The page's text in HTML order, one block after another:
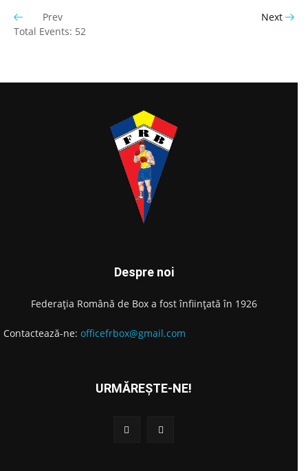
Prev
Next
Total Events: 52
Despre noi
Federația Română de Box a fost înființată în 1926
Contactează-ne: officefrbox@gmail.com
URMĂREȘTE-NE!